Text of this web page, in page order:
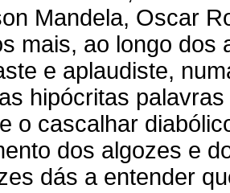
Mandela, Oscar
mais, ao longo dos
e aplaudiste,
hipócritas
o cascalhar
dos algozes e
dás a entender